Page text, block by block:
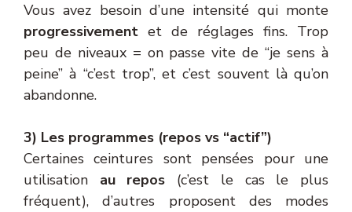
Vous avez besoin d’une intensité qui monte
progressivement et de réglages fins. Trop
peu de niveaux = on passe vite de “je sens à
peine” à “c’est trop”, et c’est souvent là qu’on
abandonne.
3) Les programmes (repos vs “actif”)
Certaines ceintures sont pensées pour une
utilisation au repos (c’est le cas le plus
fréquent), d’autres proposent des modes